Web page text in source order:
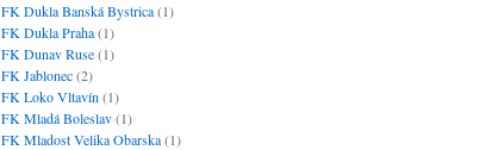
FK Dukla Banská Bystrica(1)
FK Dukla Praha(1)
FK Dunav Ruse(1)
FK Jablonec(2)
FK Loko Vltavín (1)
FK Mladá Boleslav(1)
FK Mladost Velika Obarska(1)